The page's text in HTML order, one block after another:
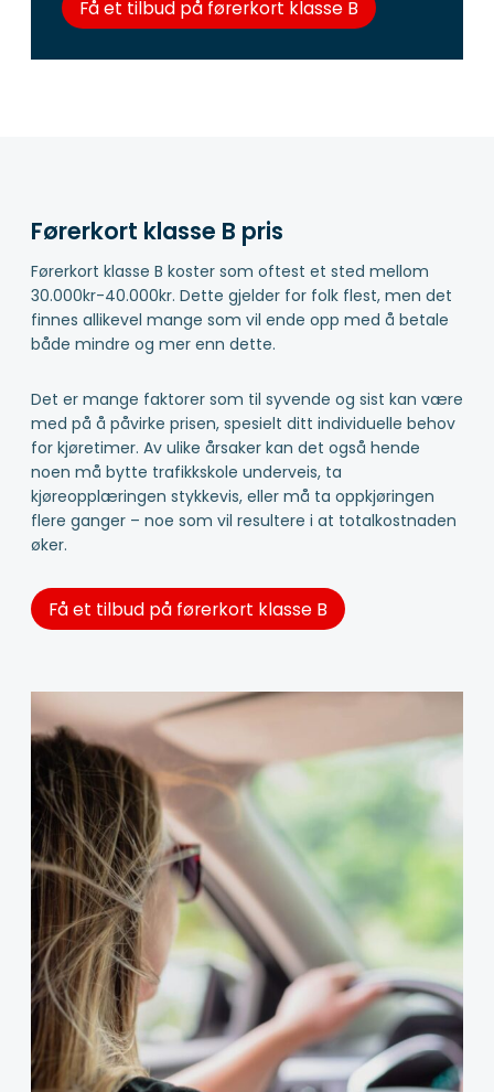
Få et tilbud på førerkort klasse B
Førerkort klasse B pris
Førerkort klasse B koster som oftest et sted mellom
30.000kr-40.000kr. Dette gjelder for folk flest, men det
finnes allikevel mange som vil ende opp med å betale
både mindre og mer enn dette.
Det er mange faktorer som til syvende og sist kan være
med på å påvirke prisen, spesielt ditt individuelle behov
for kjøretimer. Av ulike årsaker kan det også hende
noen må bytte trafikkskole underveis, ta
kjøreopplæringen stykkevis, eller må ta oppkjøringen
flere ganger – noe som vil resultere i at totalkostnaden
øker.
Få et tilbud på førerkort klasse B